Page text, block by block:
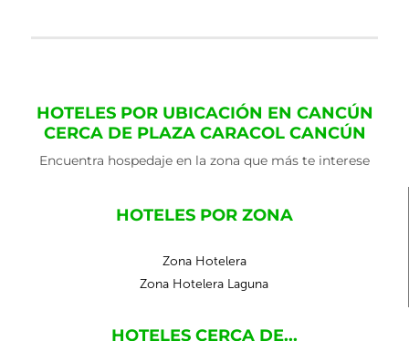
HOTELES POR UBICACIÓN EN CANCÚN
CERCA DE PLAZA CARACOL CANCÚN
Encuentra hospedaje en la zona que más te interese
HOTELES POR ZONA
Zona Hotelera
Zona Hotelera Laguna
HOTELES CERCA DE...